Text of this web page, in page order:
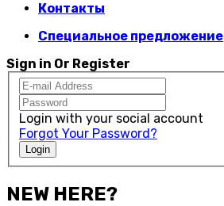
Контакты
Специальное предложение
Sign in Or Register
Login with your social account
Forgot Your Password?
Login
NEW HERE?